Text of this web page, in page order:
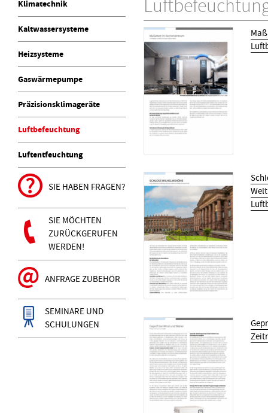
Klimatechnik
Kaltwassersysteme
Heizsysteme
Gaswärmepumpe
Präzisionsklimageräte
Luftbefeuchtung
Luftentfeuchtung
SIE HABEN FRAGEN?
SIE MÖCHTEN
ZURÜCKGERUFEN
WERDEN!
ANFRAGE ZUBEHÖR
SEMINARE UND
SCHULUNGEN